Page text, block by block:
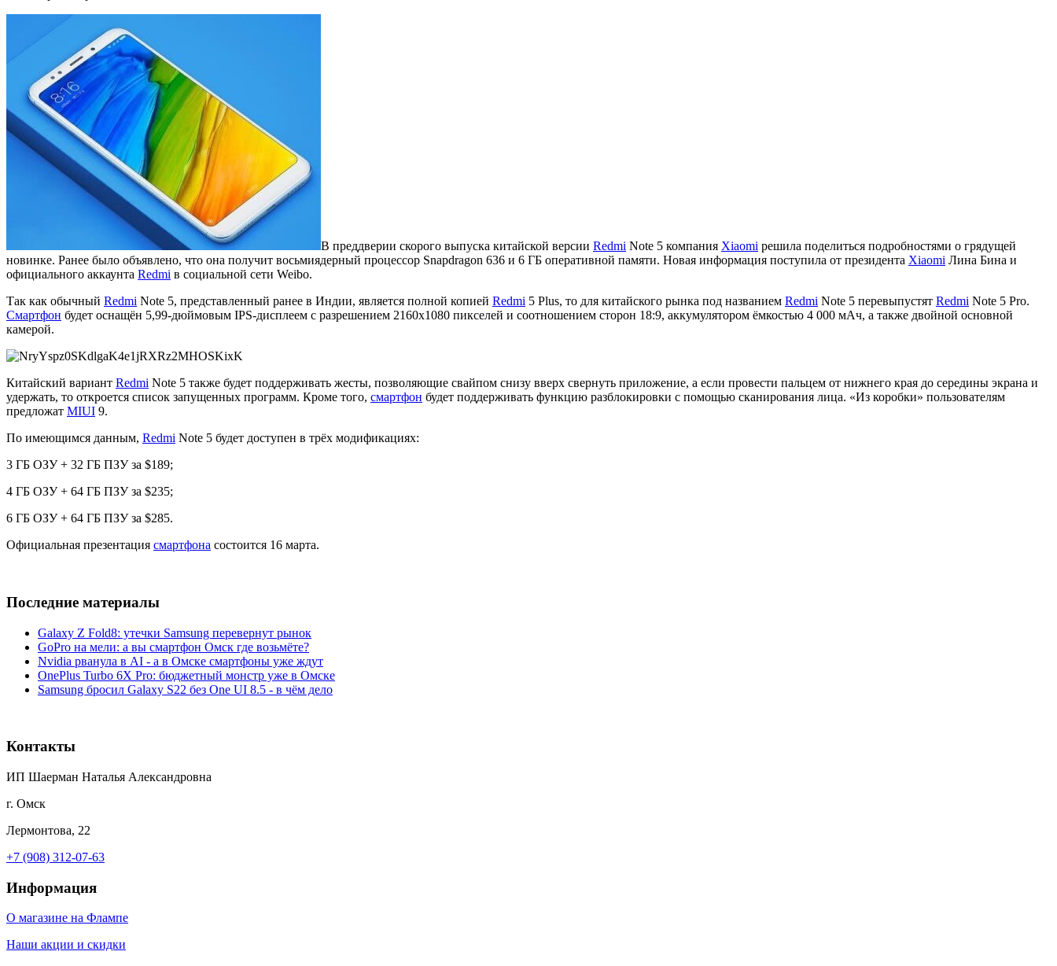
В преддверии скорого выпуска китайской версии Redmi Note 5 компания Xiaomi решила поделиться подробностями о грядущей
новинке. Ранее было объявлено, что она получит восьмиядерный процессор Snapdragon 636 и 6 ГБ оперативной памяти. Новая информация поступила от президента Xiaomi Лина Бина и
официального аккаунта Redmi в социальной сети Weibo.
Так как обычный Redmi Note 5, представленный ранее в Индии, является полной копией Redmi 5 Plus, то для китайского рынка под названием Redmi Note 5 перевыпустят Redmi Note 5 Pro.
Смартфон будет оснащён 5,99-дюймовым IPS-дисплеем с разрешением 2160х1080 пикселей и соотношением сторон 18:9, аккумулятором ёмкостью 4 000 мАч, а также двойной основной
камерой.
Китайский вариант Redmi Note 5 также будет поддерживать жесты, позволяющие свайпом снизу вверх свернуть приложение, а если провести пальцем от нижнего края до середины экрана и
удержать, то откроется список запущенных программ. Кроме того, смартфон будет поддерживать функцию разблокировки с помощью сканирования лица. «Из коробки» пользователям
предложат MIUI 9.
По имеющимся данным, Redmi Note 5 будет доступен в трёх модификациях:
3 ГБ ОЗУ + 32 ГБ ПЗУ за $189;
4 ГБ ОЗУ + 64 ГБ ПЗУ за $235;
6 ГБ ОЗУ + 64 ГБ ПЗУ за $285.
Официальная презентация смартфона состоится 16 марта.
Последние материалы
Galaxy Z Fold8: утечки Samsung перевернут рынок
GoPro на мели: а вы смартфон Омск где возьмёте?
Nvidia рванула в AI - а в Омске смартфоны уже ждут
OnePlus Turbo 6X Pro: бюджетный монстр уже в Омске
Samsung бросил Galaxy S22 без One UI 8.5 - в чём дело
Контакты
ИП Шаерман Наталья Александровна
г. Омск
Лермонтова, 22
+7 (908) 312-07-63
Информация
О магазине на Флампе
Наши акции и скидки